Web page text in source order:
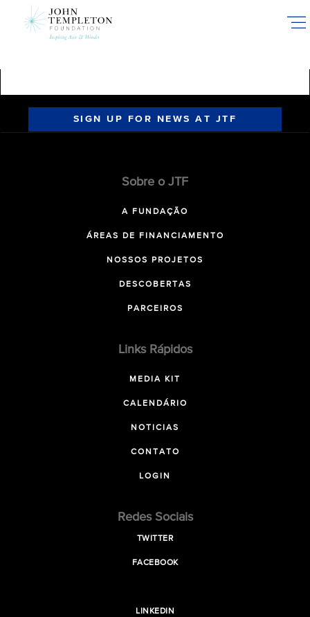
SIGN UP FOR NEWS AT JTF
Sobre o JTF
A FUNDAÇÃO
ÁREAS DE FINANCIAMENTO
NOSSOS PROJETOS
DESCOBERTAS
PARCEIROS
Links Rápidos
MEDIA KIT
CALENDÁRIO
NOTICIAS
CONTATO
LOGIN
Redes Sociais
TWITTER
FACEBOOK
LINKEDIN